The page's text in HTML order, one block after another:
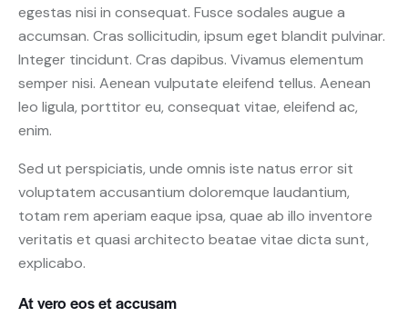
egestas nisi in consequat. Fusce sodales augue a
accumsan. Cras sollicitudin, ipsum eget blandit pulvinar.
Integer tincidunt. Cras dapibus. Vivamus elementum
semper nisi. Aenean vulputate eleifend tellus. Aenean
leo ligula, porttitor eu, consequat vitae, eleifend ac,
enim.
Sed ut perspiciatis, unde omnis iste natus error sit
voluptatem accusantium doloremque laudantium,
totam rem aperiam eaque ipsa, quae ab illo inventore
veritatis et quasi architecto beatae vitae dicta sunt,
explicabo.
At vero eos et accusam